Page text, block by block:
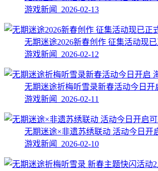
游戏新闻 2026-02-13
无期迷途2026新春创作 征集活动现
游戏新闻 2026-02-12
无期迷途折梅听雪录新春活动今日开
游戏新闻 2026-02-11
无期迷途×非遗苏绣联动 活动今日开
游戏新闻 2026-02-10